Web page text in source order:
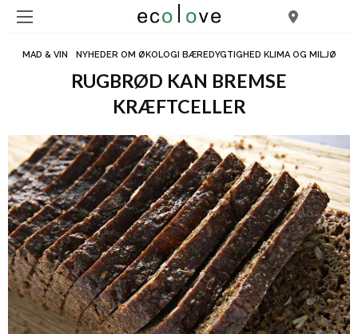
MAD & VIN NYHEDER OM ØKOLOGI BÆREDYGTIGHED KLIMA OG MILJØ
RUGBRØD KAN BREMSE
KRÆFTCELLER